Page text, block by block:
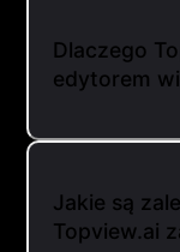
Dlaczego
edytorem
Jakie są
Topview.ai